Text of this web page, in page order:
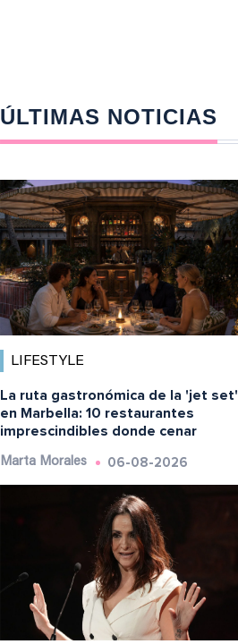
ÚLTIMAS NOTICIAS
LIFESTYLE
La ruta gastronómica de la 'jet set'
en Marbella: 10 restaurantes
imprescindibles donde cenar
Marta Morales 06-08-2026